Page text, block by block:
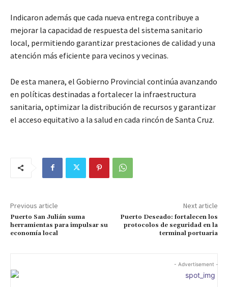
Indicaron además que cada nueva entrega contribuye a
mejorar la capacidad de respuesta del sistema sanitario
local, permitiendo garantizar prestaciones de calidad y una
atención más eficiente para vecinos y vecinas.
De esta manera, el Gobierno Provincial continúa avanzando
en políticas destinadas a fortalecer la infraestructura
sanitaria, optimizar la distribución de recursos y garantizar
el acceso equitativo a la salud en cada rincón de Santa Cruz.
Previous article
Puerto San Julián suma
herramientas para impulsar su
economía local
Next article
Puerto Deseado: fortalecen los
protocolos de seguridad en la
terminal portuaria
- Advertisement -